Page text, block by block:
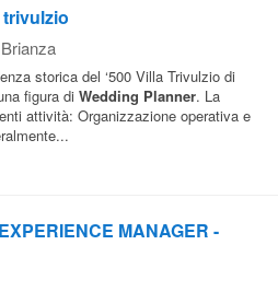
storica del ‘500 Villa Trivulzio di
figura di Wedding Planner. La
attività: Organizzazione operativa e
MANAGER -